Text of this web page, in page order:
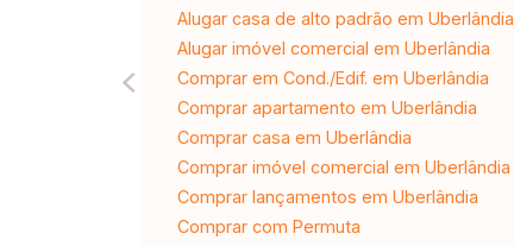
Alugar casa de alto padrão em Uberlândia
Alugar imóvel comercial em Uberlândia
Comprar em Cond./Edif. em Uberlândia
Comprar apartamento em Uberlândia
Comprar casa em Uberlândia
Comprar imóvel comercial em Uberlândia
Comprar lançamentos em Uberlândia
Comprar com Permuta